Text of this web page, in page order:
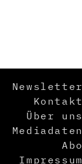
Newsletter
Kontakt
Über uns
Mediadaten
Abo
Impressum